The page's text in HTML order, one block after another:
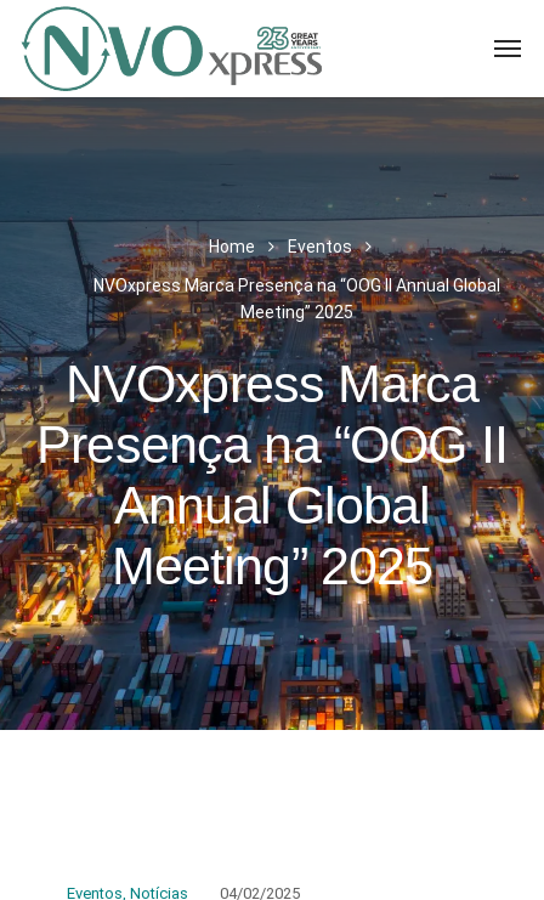
Home
Eventos
NVOxpress Marca Presença na “OOG II Annual Global
Meeting” 2025
NVOxpress Marca
Presença na “OOG II
Annual Global
Meeting” 2025
Eventos, Notícias 04/02/2025